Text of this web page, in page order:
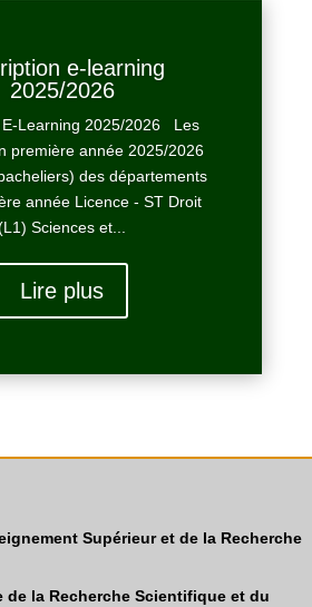
e-learning
2025/2026
E-Learning 2025/2026 Les
première année 2025/2026
des départements
année Licence - ST Droit
Sciences et...
Lire plus
Supérieur et de la Recherche
de la Recherche Scientifique et du